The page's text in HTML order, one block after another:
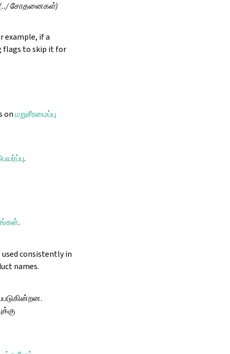
சோதனைகள்)
example, if a
flags to skip it for
onமறுசீரமைப்பு
.
.
consistently in
names.